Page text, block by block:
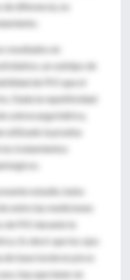
de diferencia, no
resultados en
un subtipo de
de PIO que el
Dada la repetitividad
sobrecarga hídrica,
utilizado la prueba
tratamientos
estudio, hubo
entre las mediciones
de PIO durante la
Es decir que los ojos
de base tuvieron picos
hay que tener en